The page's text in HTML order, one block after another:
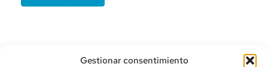
Gestionar consentimiento